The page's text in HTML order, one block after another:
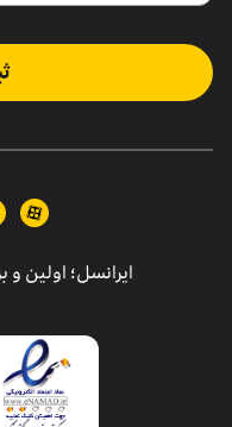
ایرانسل؛ اولین و